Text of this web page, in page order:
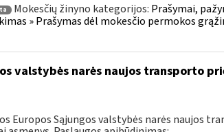
Mokesčių žinyno kategorijos: Prašymai,
» Prašymas dėl mokesčio permokos
valstybės narės naujos transporto
Europos Sąjungos valstybės narės naujos